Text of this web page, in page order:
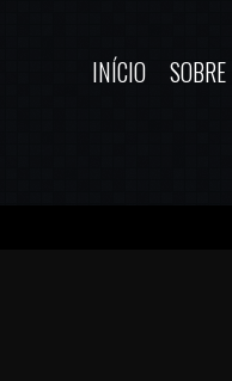
INÍCIO SOBRE